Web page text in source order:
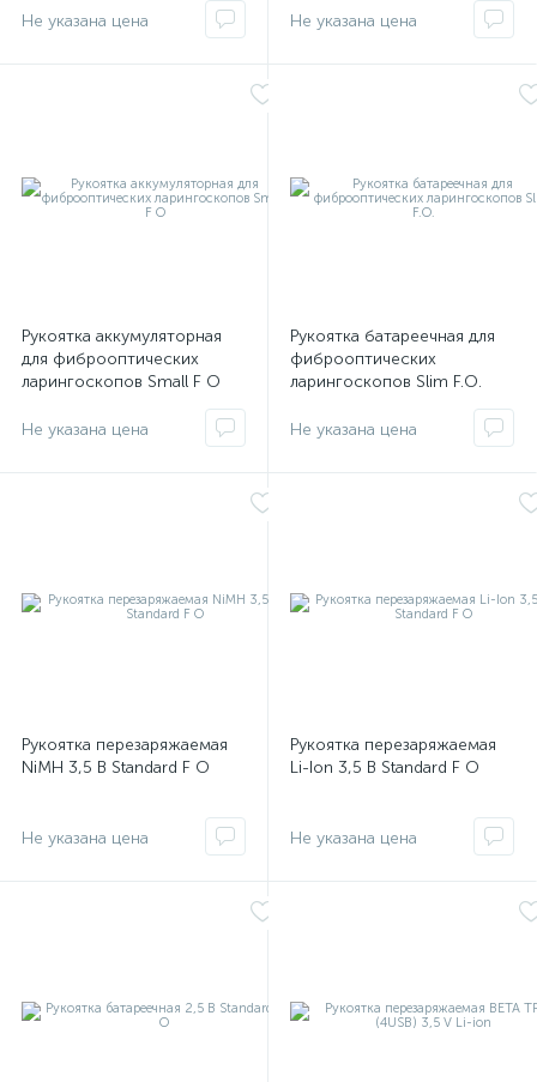
Рукоятка аккумуляторная
для фиброоптических
ларингоскопов Small F O
Рукоятка батареечная для
фиброоптических
ларингоскопов Slim F.O.
Рукоятка перезаряжаемая
NiMH 3,5 В Standard F O
Рукоятка перезаряжаемая
Li-Ion 3,5 В Standard F O